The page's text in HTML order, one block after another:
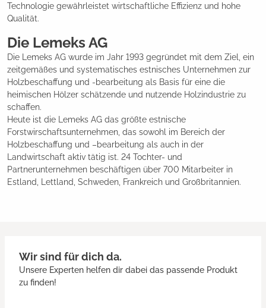
Technologie gewährleistet wirtschaftliche Effizienz und hohe
Qualität.
Die Lemeks AG
Die Lemeks AG wurde im Jahr 1993 gegründet mit dem Ziel, ein
zeitgemäßes und systematisches estnisches Unternehmen zur
Holzbeschaffung und -bearbeitung als Basis für eine die
heimischen Hölzer schätzende und nutzende Holzindustrie zu
schaffen.
Heute ist die Lemeks AG das größte estnische
Forstwirschaftsunternehmen, das sowohl im Bereich der
Holzbeschaffung und –bearbeitung als auch in der
Landwirtschaft aktiv tätig ist. 24 Tochter- und
Partnerunternehmen beschäftigen über 700 Mitarbeiter in
Estland, Lettland, Schweden, Frankreich und Großbritannien.
Wir sind für dich da.
Unsere Experten helfen dir dabei das passende Produkt
zu finden!